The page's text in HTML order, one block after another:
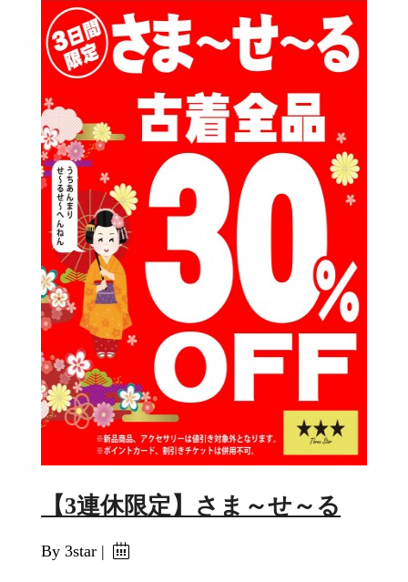
【3連休限定】さま～せ～る
By 3star |